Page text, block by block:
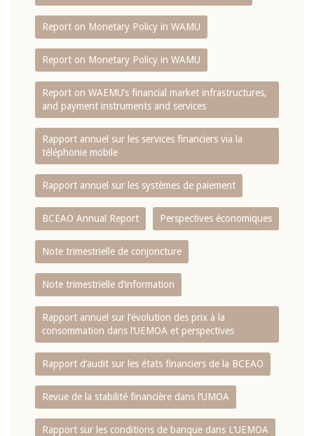
Report on Monetary Policy in WAMU
Report on Monetary Policy in WAMU
Report on WAEMU’s financial market infrastructures,
and payment instruments and services
Rapport annuel sur les services financiers via la
téléphonie mobile
Rapport annuel sur les systèmes de paiement
BCEAO Annual Report Perspectives économiques
Note trimestrielle de conjoncture
Note trimestrielle d‘information
Rapport annuel sur l‘évolution des prix à la
consommation dans l‘UEMOA et perspectives
Rapport d‘audit sur les états financiers de la BCEAO
Revue de la stabilité financière dans l‘UMOA
Rapport sur les conditions de banque dans L‘UEMOA